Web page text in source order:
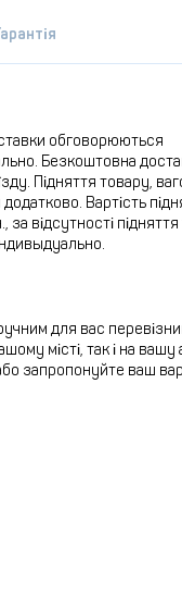
обговорюються
Безкоштовна
Підняття товару,
Вартість
відсутності
для вас
місті, так і на вашу
запропонуйте ваш